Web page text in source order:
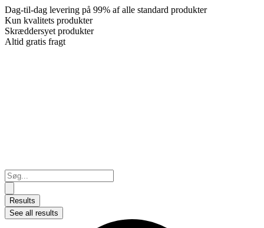
Dag-til-dag levering på 99% af alle standard produkter
Kun kvalitets produkter
Skræddersyet produkter
Altid gratis fragt
Search
...
Results
See all results